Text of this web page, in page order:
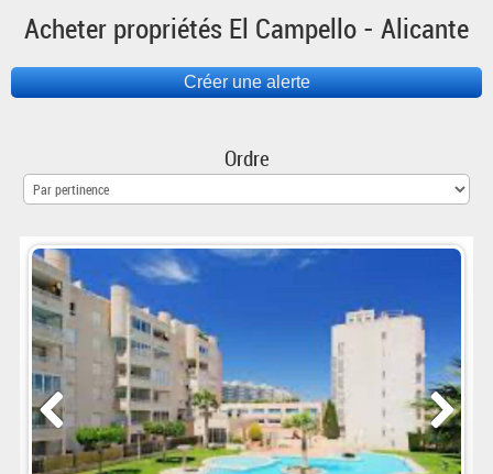
Acheter propriétés El Campello - Alicante
Ordre